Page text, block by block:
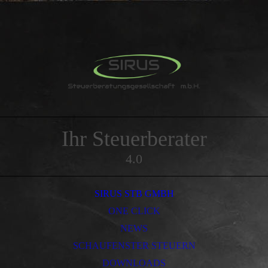
Ihr Steuerberater
4.0
SIRUS STB GMBH
ONE CLICK
NEWS
SCHAUFENSTER STEUERN
DOWNLOADS